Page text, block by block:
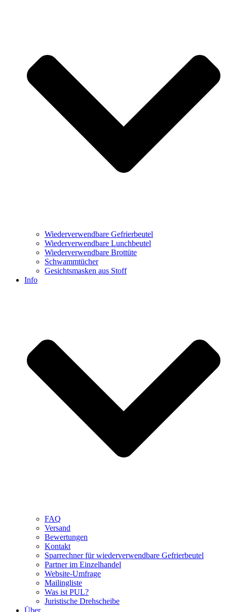
Wiederverwendbare Gefrierbeutel
Wiederverwendbare Lunchbeutel
Wiederverwendbare Brottüte
Schwammtücher
Gesichtsmasken aus Stoff
Info
FAQ
Versand
Bewertungen
Kontakt
Sparrechner für wiederverwendbare Gefrierbeutel
Partner im Einzelhandel
Website-Umfrage
Mailingliste
Was ist PUL?
Juristische Drehscheibe
Über